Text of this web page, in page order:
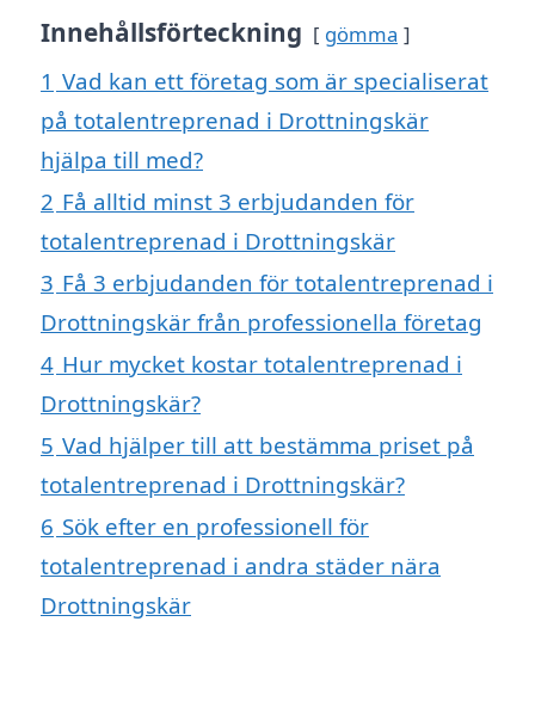
Innehållsförteckning gömma
1 Vad kan ett företag som är specialiserat
på totalentreprenad i Drottningskär
hjälpa till med?
2 Få alltid minst 3 erbjudanden för
totalentreprenad i Drottningskär
3 Få 3 erbjudanden för totalentreprenad i
Drottningskär från professionella företag
4 Hur mycket kostar totalentreprenad i
Drottningskär?
5 Vad hjälper till att bestämma priset på
totalentreprenad i Drottningskär?
6 Sök efter en professionell för
totalentreprenad i andra städer nära
Drottningskär